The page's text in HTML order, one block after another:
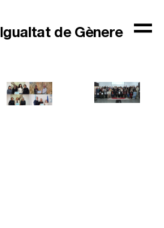
Igualtat de Gènere